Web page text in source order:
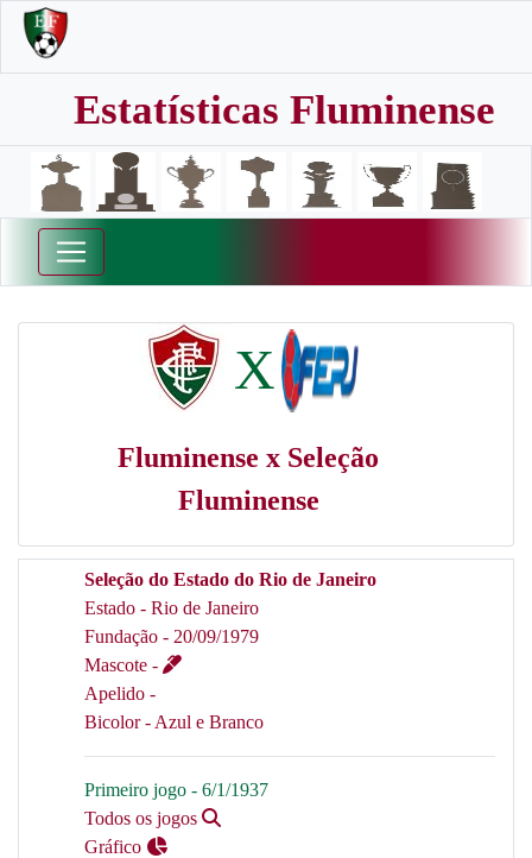
Estatísticas Fluminense
X
Fluminense x Seleção
Fluminense
Seleção do Estado do Rio de Janeiro
Estado - Rio de Janeiro
Fundação - 20/09/1979
Mascote -
Apelido -
Bicolor - Azul e Branco
Primeiro jogo - 6/1/1937
Todos os jogos
Gráfico